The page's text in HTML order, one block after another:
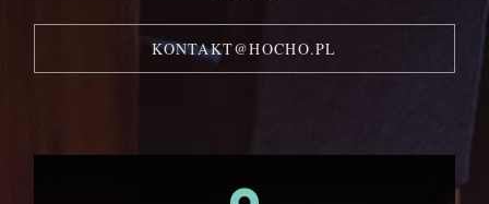
KONTAKT@HOCHO.PL